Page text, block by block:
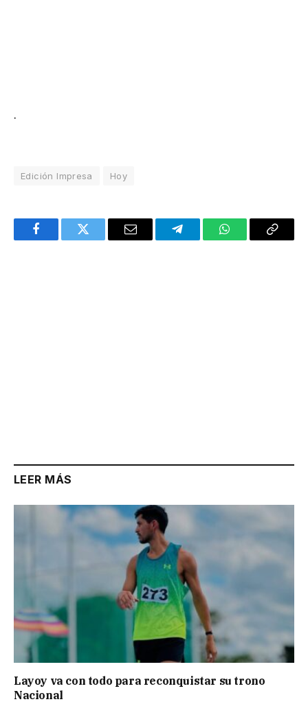
.
Edición Impresa Hoy
FacebookTwitter Email TelegramWhatsAppCopy
LEER MÁS
Layoy va con todo para reconquistar su trono
Nacional